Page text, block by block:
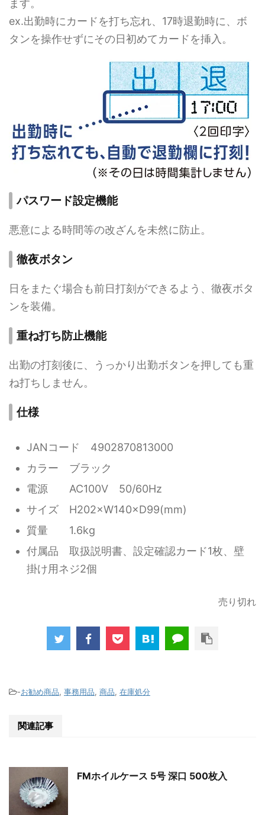
ます。
ex.出勤時にカードを打ち忘れ、17時退勤時に、ボ
タンを操作せずにその日初めてカードを挿入。
パスワード設定機能
悪意による時間等の改ざんを未然に防止。
徹夜ボタン
日をまたぐ場合も前日打刻ができるよう、徹夜ボタ
ンを装備。
重ね打ち防止機能
出勤の打刻後に、うっかり出勤ボタンを押しても重
ね打ちしません。
仕様
JANコード 4902870813000
カラー ブラック
電源 AC100V 50/60Hz
サイズ H202×W140×D99(mm)
質量 1.6kg
付属品 取扱説明書、設定確認カード1枚、壁
掛け用ネジ2個
売り切れ
-お勧め商品, 事務用品, 商品, 在庫処分
関連記事
FMホイルケース 5号 深口 500枚入